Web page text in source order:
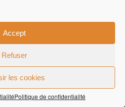
Accept
Refuser
les cookies
Politique de confidentialité
| Zaffuto Opticien Visagiste
de sites Web - Miko Digital LLC